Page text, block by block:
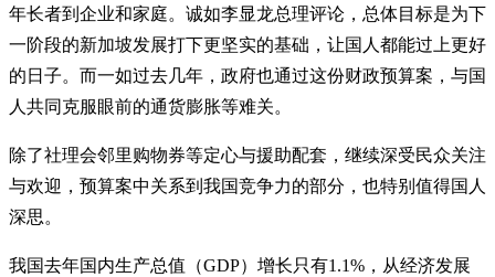
年长者到企业和家庭。诚如李显龙总理评论，总体目标是为下
一阶段的新加坡发展打下更坚实的基础，让国人都能过上更好
的日子。而一如过去几年，政府也通过这份财政预算案，与国
人共同克服眼前的通货膨胀等难关。
除了社理会邻里购物券等定心与援助配套，继续深受民众关注
与欢迎，预算案中关系到我国竞争力的部分，也特别值得国人
深思。
我国去年国内生产总值（GDP）增长只有1.1%，从经济发展